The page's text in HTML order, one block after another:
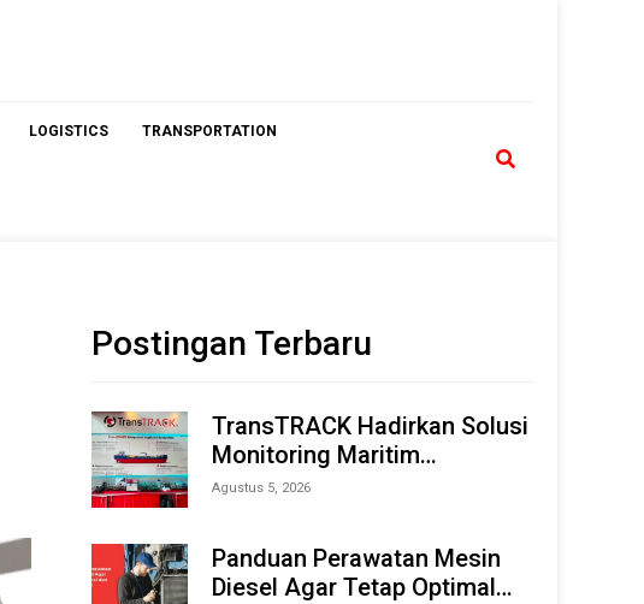
LOGISTICS TRANSPORTATION
Postingan Terbaru
TransTRACK Hadirkan Solusi
Monitoring Maritim
Terintegrasi Berbasis AI &
Offshore Expo (IMOX) 2026
Agustus 5, 2026
Panduan Perawatan Mesin
Diesel Agar Tetap Optimal